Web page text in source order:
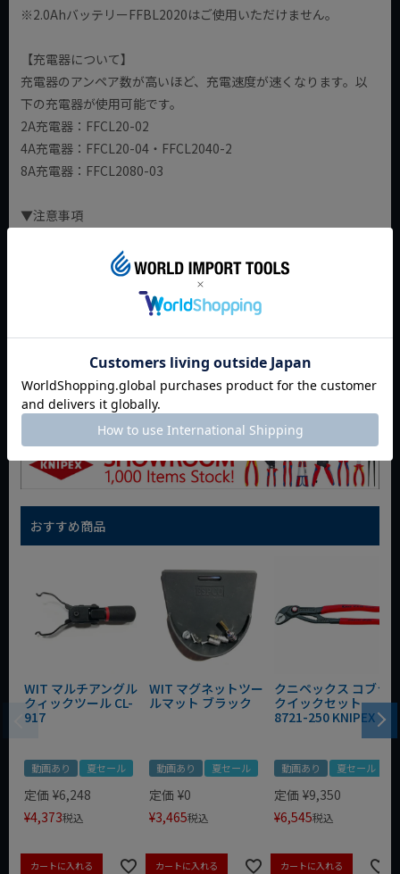
※2.0AhバッテリーFFBL2020はご使用いただけません。
【充電器について】
充電器のアンペア数が高いほど、充電速度が速くなります。以
下の充電器が使用可能です。
2A充電器：FFCL20-02
4A充電器：FFCL20-04・FFCL2040-2
8A充電器：FFCL2080-03
▼注意事項
使用いただけません。
※2.0Ahバッテリー(FFBL2020)はご使用いただけません。
返品特約について
商品についてのお問い合わせ
おすすめ商品
WIT マルチアングル
クィックツール CL-
917
動画あり 夏セール
定価 ¥6,248
¥4,373税込
カートに入れる
WIT マグネットツー
ルマット ブラック
動画あり 夏セール
定価 ¥0
¥3,465税込
カートに入れる
クニペックス コブラ
クイックセット
8721-250 KNIPEX
動画あり 夏セール
定価 ¥9,350
¥6,545税込
カートに入れる